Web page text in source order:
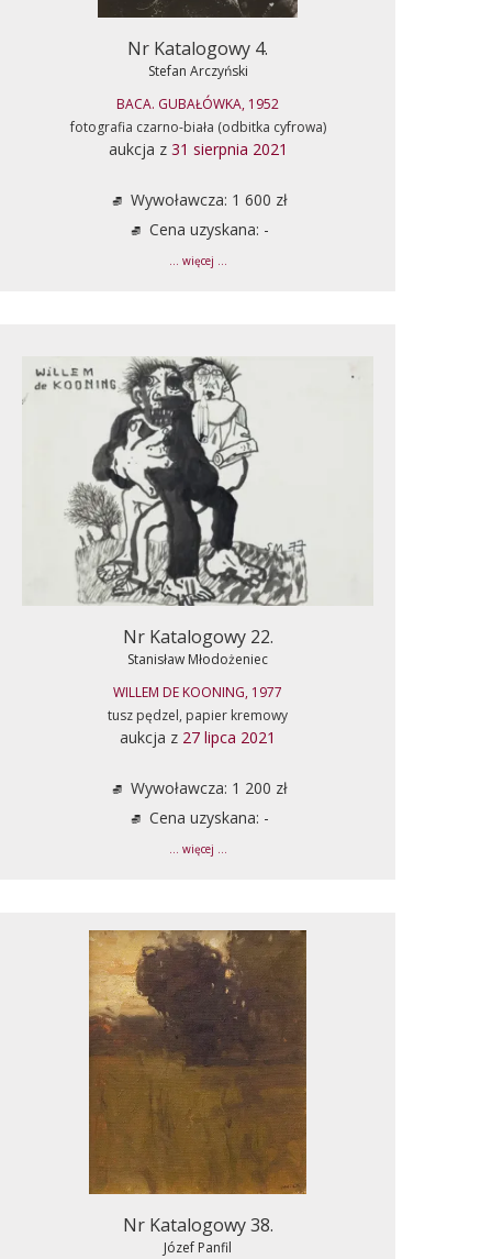
Nr Katalogowy 4.
Stefan Arczyński
BACA. GUBAŁÓWKA, 1952
fotografia czarno-biała (odbitka cyfrowa)
aukcja z 31 sierpnia 2021
Wywoławcza: 1 600 zł
Cena uzyskana: -
... więcej ...
Nr Katalogowy 22.
Stanisław Młodożeniec
WILLEM DE KOONING, 1977
tusz pędzel, papier kremowy
aukcja z 27 lipca 2021
Wywoławcza: 1 200 zł
Cena uzyskana: -
... więcej ...
Nr Katalogowy 38.
Józef Panfil